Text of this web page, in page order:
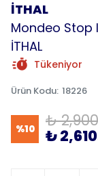
İTHAL
Mondeo Stop
İTHAL
Tükeniyor
Ürün Kodu: 18226
%10 ₺
₺